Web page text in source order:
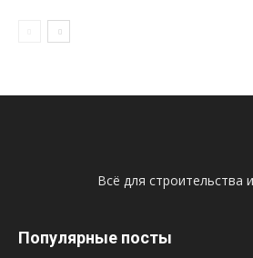
Всё для строительства
Популярные посты